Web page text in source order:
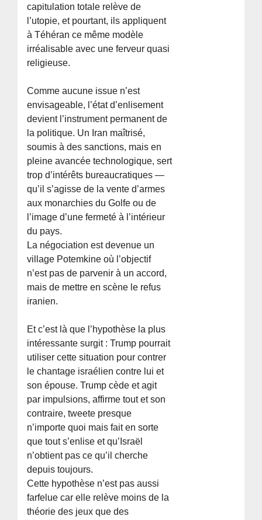
capitulation totale relève de
l’utopie, et pourtant, ils appliquent
à Téhéran ce même modèle
irréalisable avec une ferveur quasi
religieuse.
Comme aucune issue n’est
envisageable, l’état d’enlisement
devient l’instrument permanent de
la politique. Un Iran maîtrisé,
soumis à des sanctions, mais en
pleine avancée technologique, sert
trop d’intérêts bureaucratiques —
qu’il s’agisse de la vente d’armes
aux monarchies du Golfe ou de
l’image d’une fermeté à l’intérieur
du pays.
La négociation est devenue un
village Potemkine où l’objectif
n’est pas de parvenir à un accord,
mais de mettre en scène le refus
iranien.
Et c’est là que l’hypothèse la plus
intéressante surgit : Trump pourrait
utiliser cette situation pour contrer
le chantage israélien contre lui et
son épouse. Trump cède et agit
par impulsions, affirme tout et son
contraire, tweete presque
n’importe quoi mais fait en sorte
que tout s’enlise et qu’Israël
n’obtient pas ce qu’il cherche
depuis toujours.
Cette hypothèse n’est pas aussi
farfelue car elle relève moins de la
théorie des jeux que des